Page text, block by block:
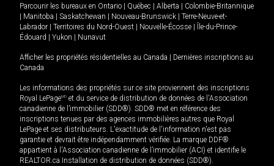
Parcourir les bureaux en Ontario Québec Alberta
Colombie-Britannique
Manitoba Saskatchewan Nouveau-Brunswick
Terre-Neuve-et-
Labrador
Territoires du Nord-Ouest Nouvelle-Écosse
Île-du-Prince-
Édouard
Yukon Nunavut
Afficher les propriétés résidentielles au Canada
Dernières inscriptions au
Canada
Les informations des propriétés sur ce site proviennent des inscriptions
Royal LePageMD et du service de distribution de données de l'Association
canadienne de l’immobilier (SDD®). SDD® met en référence des
inscriptions tenues par des agences immobilières autres que Royal
LePage et ses distributeurs. L'exactitude de l'information n'est pas
garantie et devrait être indépendamment vérifiée. La marque DDF®
appartient à l'Association canadienne de l’immobilier (ACI) et identifie le
REALTOR.ca Installation de distribution de données (SDD®).